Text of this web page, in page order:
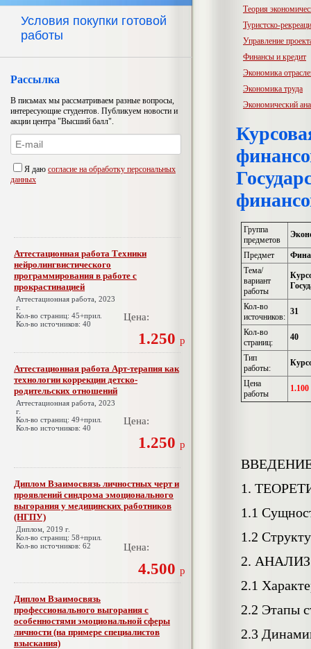
Условия покупки готовой
работы
Рассылка
В письмах мы рассматриваем разные вопросы,
интересующие студентов. Публикуем новости и
акции центра "Высший балл".
Я даю согласие на обработку персональных
данных
Аттестационная работа Техники
нейролингвистического
программирования в работе с
прокрастинацией
Аттестационная работа, 2023
г.
Кол-во страниц: 45+прил.
Кол-во источников: 40
Цена:
1.250 р
Аттестационная работа Арт-терапия как
технологии коррекции детско-
родительских отношений
Аттестационная работа, 2023
г.
Кол-во страниц: 49+прил.
Кол-во источников: 40
Цена:
1.250 р
Диплом Взаимосвязь личностных черт и
проявлений синдрома эмоционального
выгорания у медицинских работников
(НГПУ)
Диплом, 2019 г.
Кол-во страниц: 58+прил.
Кол-во источников: 62
Цена:
4.500 р
Диплом Взаимосвязь
профессионального выгорания с
особенностями эмоциональной сферы
личности (на примере специалистов
взыскания)
Теория
Туристско-
Управление
Финансы и кредит
Экономика
Экономика труда
Экономический
Группа
предметов
Предмет
Тема/
вариант
работы
Кол-во
источников:
31
Кол-во
страниц:
40
Тип
работы:
Цена
работы
1.
1.1
1.2
2.
2.1
2.2 Этапы
2.3